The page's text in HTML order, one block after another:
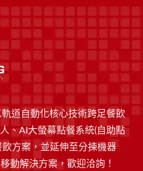
道自動化核心技術跨足餐飲
、AI大螢幕點餐系統(自助點
方案，並延伸至分揀機器
動解決方案，歡迎洽詢！